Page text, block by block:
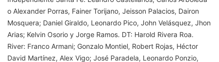
o Alexander Porras, Fainer Torijano, Jeisson Palacios, Dairon
Mosquera; Daniel Giraldo, Leonardo Pico, John Velásquez, Jhon
Arias; Kelvin Osorio y Jorge Ramos. DT: Harold Rivera Roa.
River: Franco Armani; Gonzalo Montiel, Robert Rojas, Héctor
David Martínez, Alex Vigo; José Paradela, Leonardo Ponzio,